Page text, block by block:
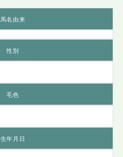
馬名由来
性別
毛色
生年月日